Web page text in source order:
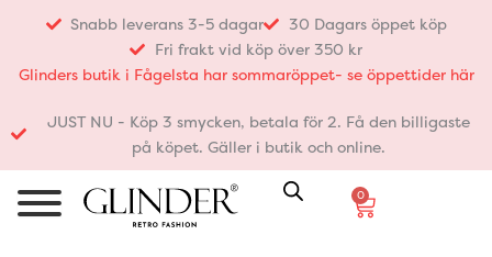
innehåll
Snabb leverans 3-5 dagar
30 Dagars öppet köp
Fri frakt vid köp över 350 kr
Glinders butik i Fågelsta har sommaröppet- se öppettider här
JUST NU - Köp 3 smycken, betala för 2. Få den billigaste
på köpet. Gäller i butik och online.
0
Varukorg